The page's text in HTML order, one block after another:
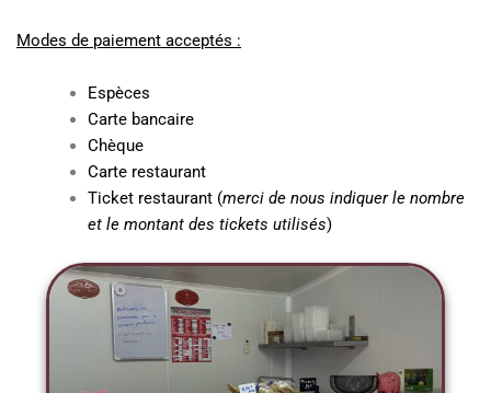
Modes de paiement acceptés :
Espèces
Carte bancaire
Chèque
Carte restaurant
Ticket restaurant (merci de nous indiquer le nombre
et le montant des tickets utilisés)